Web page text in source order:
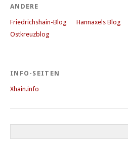
ANDERE
Friedrichshain-Blog Hannaxels Blog
Ostkreuzblog
INFO-SEITEN
Xhain.info